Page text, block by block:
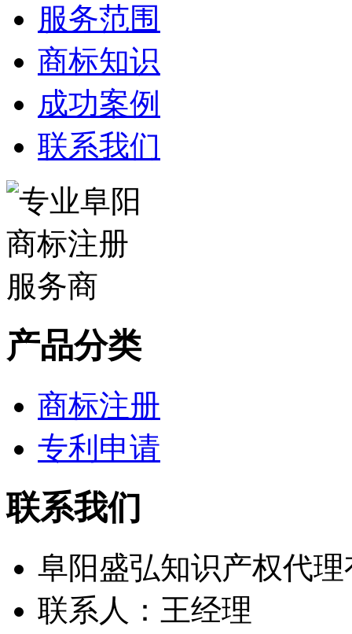
服务范围
商标知识
成功案例
联系我们
产品分类
商标注册
专利申请
联系我们
阜阳盛弘知识产权代
联系人：王经理